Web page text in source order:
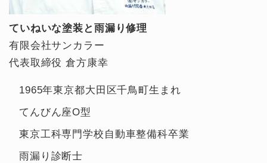
ていねいな塗装と雨漏り修理
有限会社サンカラー
代表取締役 倉方康幸
1965年東京都大田区千鳥町生まれ
てんびん座O型
東京工科専門学校自動車整備科卒業
雨漏り診断士